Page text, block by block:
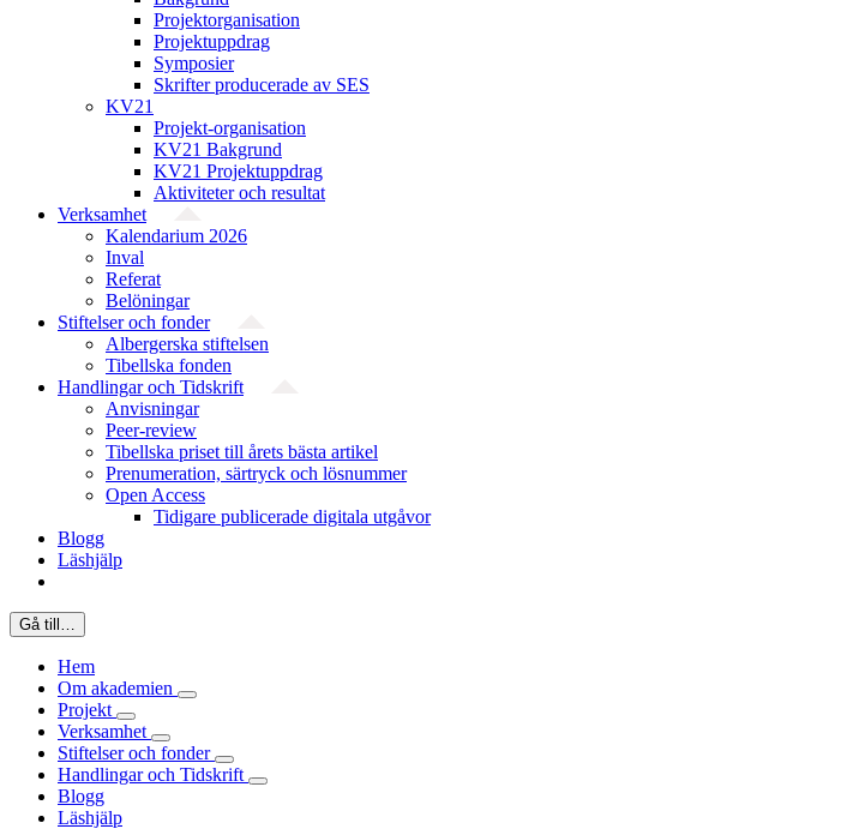
Projekt­organisation
Projektuppdrag
Symposier
Skrifter producerade av SES
KV21
Projekt-organisation
KV21 Bakgrund
KV21 Projektuppdrag
Aktiviteter och resultat
Verksamhet
Kalendarium 2026
Inval
Referat
Belöningar
Stiftelser och fonder
Albergerska stiftelsen
Tibellska fonden
Handlingar och Tidskrift
Anvisningar
Peer-review
Tibellska priset till årets bästa artikel
Prenumeration, särtryck och lösnummer
Open Access
Tidigare publicerade digitala utgåvor
Blogg
Läshjälp
Gå till…
Hem
Om akademien
Projekt
Verksamhet
Stiftelser och fonder
Handlingar och Tidskrift
Blogg
Läshjälp